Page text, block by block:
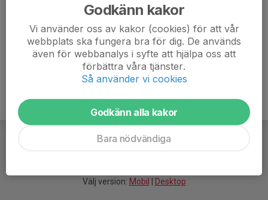
Välj version: Mobil Desktop
Godkänn kakor
Vi använder oss av kakor (cookies) för att vår
webbplats ska fungera bra för dig. De används
även för webbanalys i syfte att hjälpa oss att
förbättra våra tjänster.
Så använder vi cookies
Godkänn alla kakor
Bara nödvändiga